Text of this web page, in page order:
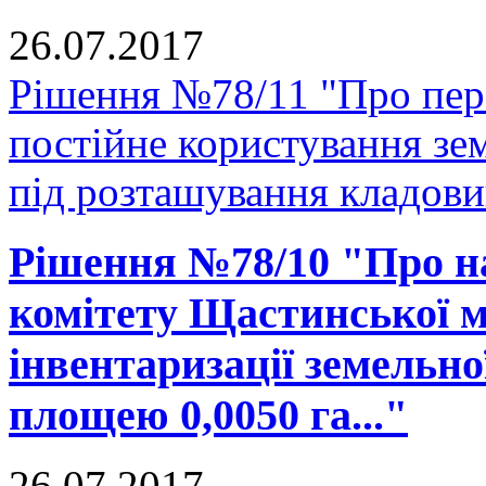
26.07.2017
Рішення №78/11 "Про
постійне користування
під розташування
Рішення №78/10 "Про
комітету Щастинської
інвентаризації
площею 0,0050 га..."